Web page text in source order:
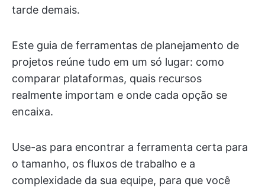
tarde demais.
Este guia de ferramentas de planejamento de
projetos reúne tudo em um só lugar: como
comparar plataformas, quais recursos
realmente importam e onde cada opção se
encaixa.
Use-as para encontrar a ferramenta certa para
o tamanho, os fluxos de trabalho e a
complexidade da sua equipe, para que você